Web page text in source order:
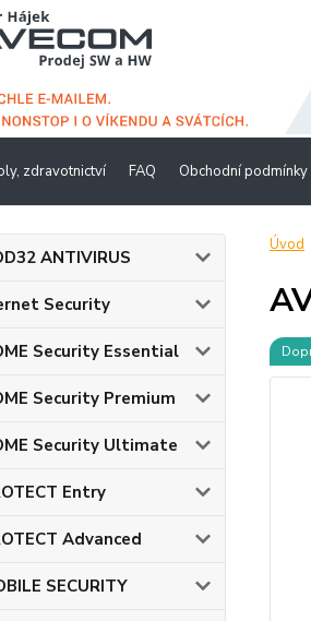
zdravotnictví FAQ Obchodní podmínky
ANTIVIRUS
Security
Security Essential
Security Premium
Security Ultimate
Entry
Advanced
SECURITY
Úvod